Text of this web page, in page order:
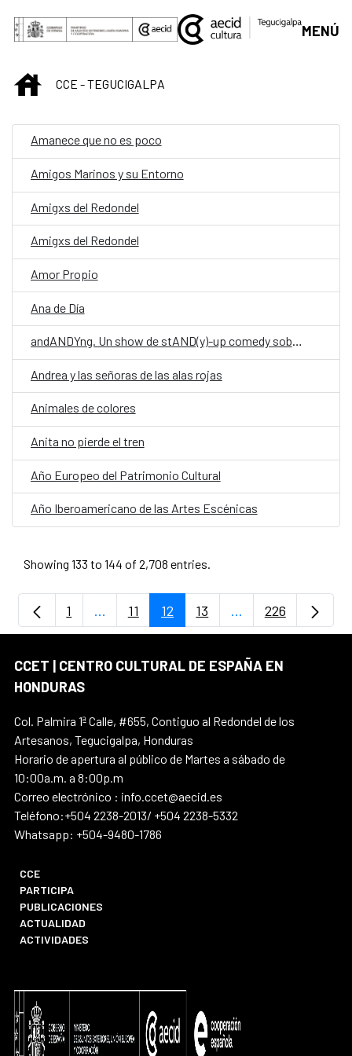
Skip to Main Content
MENÚ
INICIOCCE - TEGUCIGALPA
Amanece que no es poco
Amigos Marinos y su Entorno
Amigxs del Redondel
Amigxs del Redondel
Amor Propio
Ana de Día
andANDYng. Un show de stAND(y)-up comedy sobre vivir, morir y llegar a los treinta.
Andrea y las señoras de las alas rojas
Animales de colores
Anita no pierde el tren
Año Europeo del Patrimonio Cultural
Año Iberoamericano de las Artes Escénicas
Showing 133 to 144 of 2,708 entries.
Page
1 ...Intermediate Pages Use TAB to navigate.
Page
11 Page
12 Page
13 ...Intermediate
Page
226
CCET | CENTRO CULTURAL DE ESPAÑA EN
HONDURAS
Col. Palmira 1ª Calle, #655, Contiguo al Redondel de los
Artesanos, Tegucigalpa, Honduras
Horario de apertura al público de Martes a sábado de
10:00a.m. a 8:00p.m
Correo electrónico : info.ccet@aecid.es
Teléfono:+504 2238-2013/ +504 2238-5332
Whatsapp: +504-9480-1786
CCE
PARTICIPA
PUBLICACIONES
ACTUALIDAD
ACTIVIDADES